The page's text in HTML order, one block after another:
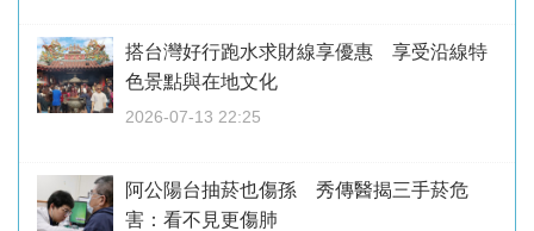
搭台灣好行跑水求財線享優惠 享受沿線特
色景點與在地文化
2026-07-13 22:25
阿公陽台抽菸也傷孫 秀傳醫揭三手菸危
害：看不見更傷肺